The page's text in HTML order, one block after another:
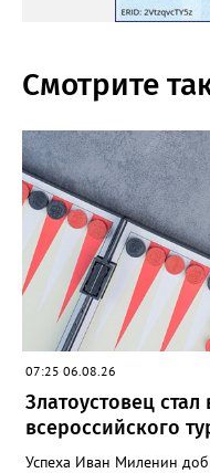
Смотрите
07:25 06.08.26
Златоустовец
всероссийского
Успеха Иван Миленин